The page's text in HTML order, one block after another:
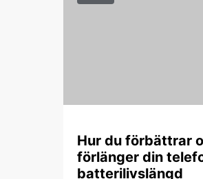
Hur du förbättrar
förlänger din
batterilivslängd